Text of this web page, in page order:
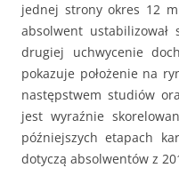
jednej strony okres 12
absolwent
drugiej uchwycenie
pokazuje położenie na
następstwem studiów
jest wyraźnie
późniejszych etapach
dotyczą absolwentów z